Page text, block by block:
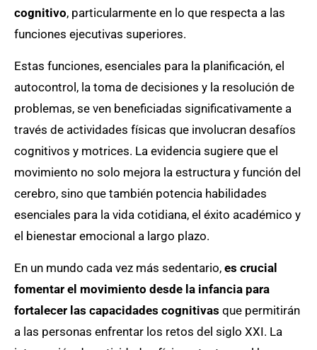
cognitivo, particularmente en lo que respecta a las
funciones ejecutivas superiores.
Estas funciones, esenciales para la planificación, el
autocontrol, la toma de decisiones y la resolución de
problemas, se ven beneficiadas significativamente a
través de actividades físicas que involucran desafíos
cognitivos y motrices. La evidencia sugiere que el
movimiento no solo mejora la estructura y función del
cerebro, sino que también potencia habilidades
esenciales para la vida cotidiana, el éxito académico y
el bienestar emocional a largo plazo.
En un mundo cada vez más sedentario, es crucial
fomentar el movimiento desde la infancia para
fortalecer las capacidades cognitivas que permitirán
a las personas enfrentar los retos del siglo XXI. La